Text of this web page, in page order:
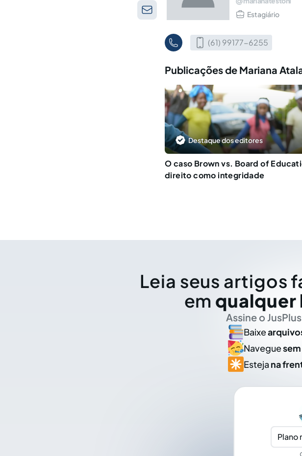
Estagiário
(61) 99177-6255
Publicações de Mariana
Destaque dos editores
O caso Brown vs. Board of
direito como integridade
Leia seus artigos
em qualquer
Assine o
Baixe
Navegue
Esteja na
Plano